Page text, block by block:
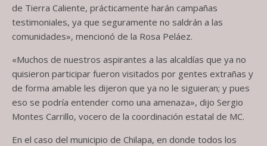
de Tierra Caliente, prácticamente harán campañas
testimoniales, ya que seguramente no saldrán a las
comunidades», mencionó de la Rosa Peláez.
«Muchos de nuestros aspirantes a las alcaldías que ya no
quisieron participar fueron visitados por gentes extrañas y
de forma amable les dijeron que ya no le siguieran; y pues
eso se podría entender como una amenaza», dijo Sergio
Montes Carrillo, vocero de la coordinación estatal de MC.
En el caso del municipio de Chilapa, en donde todos los